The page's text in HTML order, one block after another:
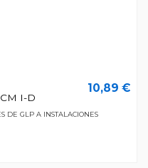
I-D
10,89 €
DE GLP A INSTALACIONES